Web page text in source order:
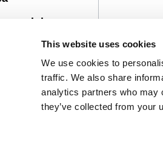
This website uses cookies
We use cookies to
traffic. We also share
analytics partners who may
they’ve collected from your
de
mejoras,